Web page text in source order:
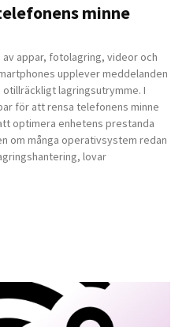
minne
appar, fotolagring, videor och
upplever meddelanden
lagringsutrymme. I
för att rensa telefonens minne
optimera enhetens prestanda
om många operativsystem redan
lovar